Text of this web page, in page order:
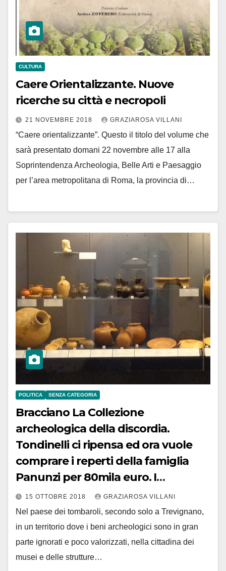
CULTURA
Caere Orientalizzante. Nuove
ricerche su città e necropoli
21 NOVEMBRE 2018 GRAZIAROSA VILLANI
“Caere orientalizzante”. Questo il titolo del volume che
sarà presentato domani 22 novembre alle 17 alla
Soprintendenza Archeologia, Belle Arti e Paesaggio
per l’area metropolitana di Roma, la provincia di…
POLITICA SENZA CATEGORIA
Bracciano La Collezione
archeologica della discordia.
Tondinelli ci ripensa ed ora vuole
comprare i reperti della famiglia
Panunzi per 80mila euro. I
pentastellati interrogano
15 OTTOBRE 2018 GRAZIAROSA VILLANI
Nel paese dei tombaroli, secondo solo a Trevignano,
in un territorio dove i beni archeologici sono in gran
parte ignorati e poco valorizzati, nella cittadina dei
musei e delle strutture…